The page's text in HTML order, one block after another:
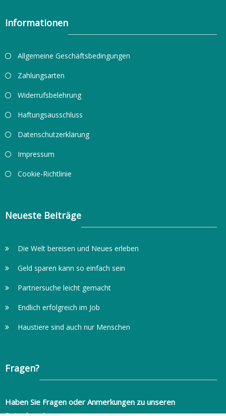
Informationen
Allgemeine Geschäftsbedingungen
Zahlungsarten
Widerrufsbelehrung
Haftungsausschluss
Datenschutzerklärung
Impressum
Cookie-Richtlinie
Neueste Beiträge
Die Welt bereisen und Neues erleben
Geld sparen kann so einfach sein
Partnersuche leicht gemacht
Endlich erfolgreich im Job
Haustiere sind auch nur Menschen
Fragen?
Haben Sie Fragen oder Anmerkungen zu unseren